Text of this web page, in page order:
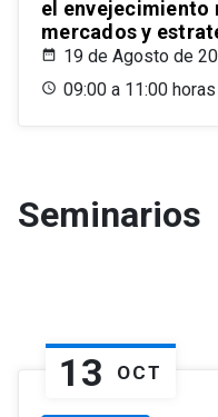
el
mercados y
19 de Agosto de
09:00 a 11:00 horas
Seminarios
13 OCT